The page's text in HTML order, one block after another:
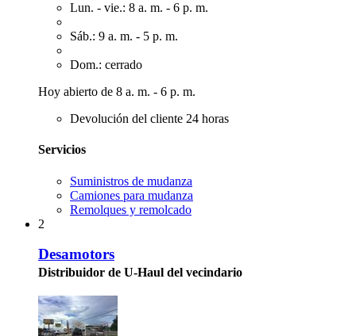
Lun. - vie.: 8 a. m. - 6 p. m.
Sáb.: 9 a. m. - 5 p. m.
Dom.: cerrado
Hoy abierto de 8 a. m. - 6 p. m.
Devolución del cliente 24 horas
Servicios
Suministros de mudanza
Camiones para mudanza
Remolques y remolcado
2
Desamotors
Distribuidor de U-Haul del vecindario